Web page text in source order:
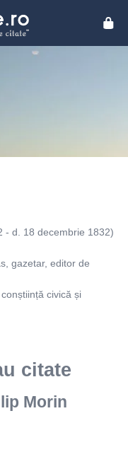
- d. 18 decembrie 1832)
gazetar, editor de
civică și
citate
Morin